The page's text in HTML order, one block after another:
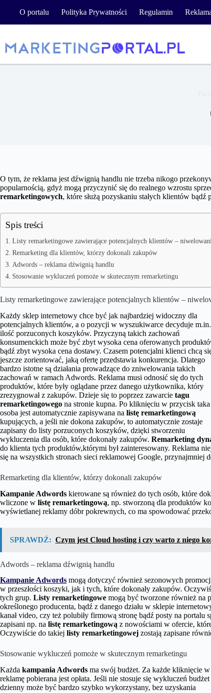
O portalu Polityka Prywatności Regulamin
O tym, że reklama jest dźwignią handlu nie trzeba nikogo
popularnością, gdyż mogą przyczynić się do realnego wzrostu
remarketingowych, które służą pozyskaniu stałych klientów
Spis treści
Listy remarketingowe zawierające potencjalnych klientów –
Remarketing dla klientów, którzy dokonali zakupów
Adwords – reklama dźwignią handlu
Stosowanie wykluczeń pomoże w skutecznym remarketingu
Listy remarketingowe zawierające potencjalnych klientów –
Każdy sklep internetowy chce być jak najbardziej widoczny dla
potencjalnych klientów, a o pozycji w wyszukiwarce decyduje m.in.
ilość porzuconych koszyków. Przyczyną takich zachowań
konsumenckich może być zbyt wysoka cena oferowanych
bądź zbyt wysoka cena dostawy. Czasem potencjalni klienci chcą
jeszcze zorientować, jaką ofertę przedstawia konkurencja. Dlatego
bardzo istotne są działania prowadzące do zniwelowania takich
zachowań w ramach Adwords. Reklama musi odnosić się do tych
produktów, które były oglądane przez danego użytkownika, który
zrezygnował z zakupów. Dzieje się to poprzez zawarcie tagu
remarketingowego na stronie kupna. Po kliknięciu w przycisk taka
osoba jest automatycznie zapisywana na listę remarketingową
kupujących, a jeśli nie dokona zakupów, to automatycznie zostaje
zapisany do listy porzuconych koszyków, dzięki stworzeniu
wykluczenia dla osób, które dokonały zakupów. Remarketing
do klienta tych produktów,którymi był zainteresowany. Reklama
się na wszystkich stronach sieci reklamowej Google,
Remarketing dla klientów, którzy dokonali zakupów
Kampanie Adwords kierowane są również do tych osób, które
wliczone w listę remarketingową, np. stworzoną dla produktów
wyświetlanej reklamy dóbr pokrewnych, co ma spowodować
SPRAWDŹ: Czym jest Cloud hosting i czy warto z niego
Adwords – reklama dźwignią handlu
Kampanie Adwords mogą dotyczyć również sezonowych
w przeszłości koszyki, jak i tych, które dokonały zakupów.
tych grup. Listy remarketingowe mogą być tworzone również na
określonego producenta, bądź z danego działu w sklepie
kanał video, czy też polubiły firmową stronę bądź posty na portalu
zapisani np. na listę remarketingową z nowościami w ofercie,
Oczywiście do takiej listy remarketingowej zostają zapisane
Stosowanie wykluczeń pomoże w skutecznym remarketingu
Każda kampania Adwords ma swój budżet. Za każde kliknięcie w
reklamę pobierana jest opłata. Jeśli nie stosuje się wykluczeń budżet
dzienny może być bardzo szybko wykorzystany, bez uzyskania